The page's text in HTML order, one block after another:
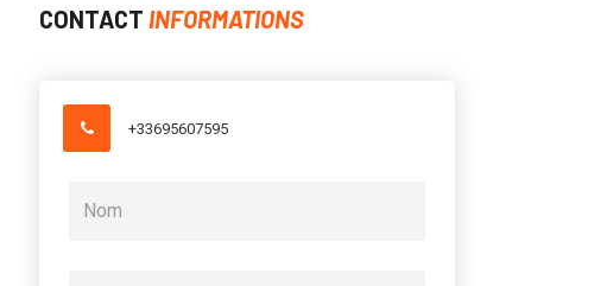
CONTACT INFORMATIONS
+33695607595